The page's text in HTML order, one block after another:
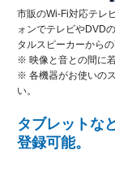
市販のWi-Fi対応テレ
ォンでテレビやDVD
タルスピーカーから
※ 映像と音との間に
※ 各機器がお使いの
い。
タブレットな
登録可能。